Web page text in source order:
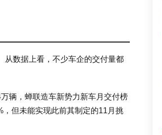
从数据上看，不少车企的交付量都
辆，蝉联造车新势力新车月交付榜
但未能实现此前其制定的11月挑